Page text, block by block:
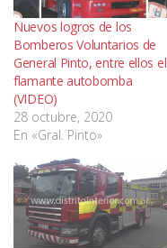
Nuevos logros de los
Bomberos Voluntarios de
General Pinto, entre ellos el
flamante autobomba
(VIDEO)
28 octubre, 2020
En «Gral. Pinto»